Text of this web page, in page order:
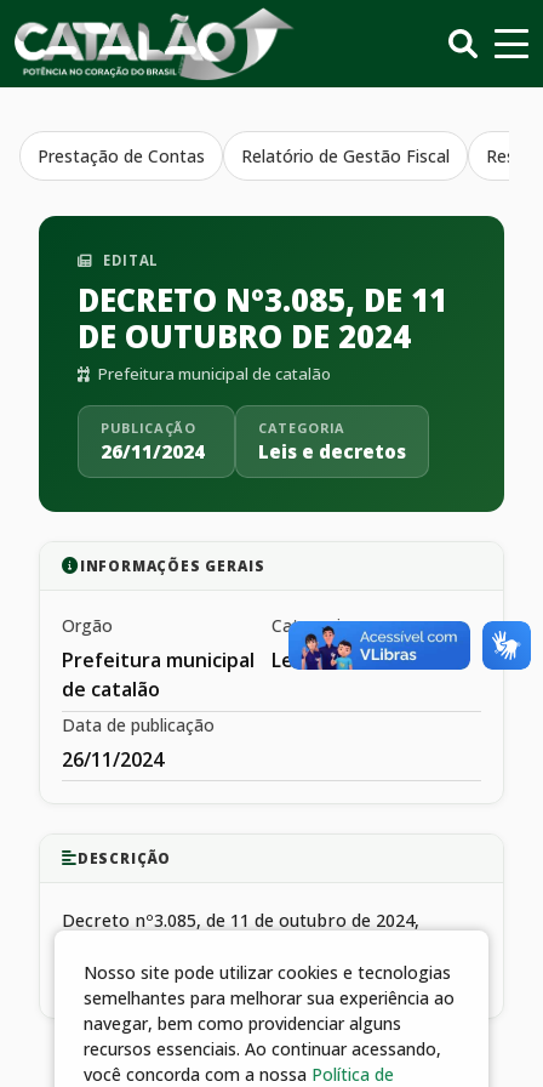
Prestação de Contas Relatório de Gestão Fiscal
EDITAL
DECRETO Nº3.085, DE 11
DE OUTUBRO DE 2024
Prefeitura municipal de catalão
PUBLICAÇÃO
26/11/2024
CATEGORIA
Leis e decretos
INFORMAÇÕES GERAIS
Orgão
Prefeitura municipal
de catalão
Categoria
Leis e decretos
Data de publicação
26/11/2024
DESCRIÇÃO
Decreto nº3.085, de 11 de outubro de 2024,
comissao de transição e da outras providencias.
Nosso site pode utilizar cookies e tecnologias
semelhantes para melhorar sua experiência ao
navegar, bem como providenciar alguns
recursos essenciais. Ao continuar acessando,
você concorda com a nossa Política de